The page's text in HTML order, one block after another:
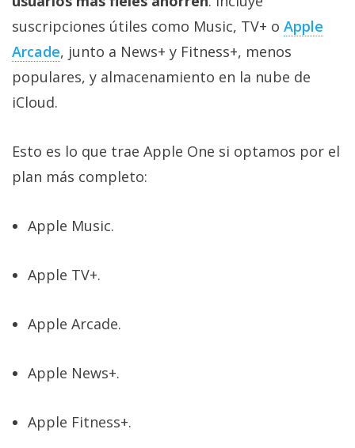
Contacto
Sobre
nosotros
/
Cambiar
opciones
privacidad
Legal
El medio de
encontrarás
todas las
tecnología,
móviles,
suscripciones útiles como Music, TV+ o Apple
Arcade, junto a News+ y Fitness+, menos
populares, y almacenamiento en la nube de
iCloud.
Esto es lo que trae Apple One si optamos por el
plan más completo:
Apple Music.
Apple TV+.
Apple Arcade.
Apple News+.
Apple Fitness+.